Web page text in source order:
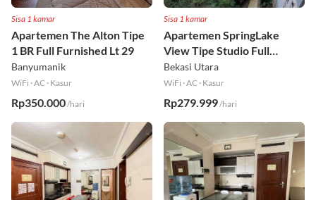
Sisa 1 kamar
Apartemen The Alton Tipe
1 BR Full Furnished Lt 29
Banyumanik
WiFi ·AC · Kasur
Rp350.000/hari
Sisa 1 kamar
Apartemen SpringLake
View Tipe Studio Full
Furnished Lt 2
Bekasi Utara
WiFi ·AC · Kasur
Rp279.999/hari